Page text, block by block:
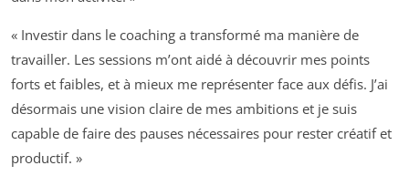
« Investir dans le coaching a transformé ma manière de
travailler. Les sessions m’ont aidé à découvrir mes points
forts et faibles, et à mieux me représenter face aux défis. J’ai
désormais une vision claire de mes ambitions et je suis
capable de faire des pauses nécessaires pour rester créatif et
productif. »